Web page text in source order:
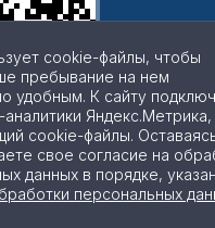
права защищены
cookie-файлы, чтобы
пребывание на нем
удобным. К cайту
Яндекс.Метрика,
cookie-файлы.
свое согласие на
данных в порядке,
персональных